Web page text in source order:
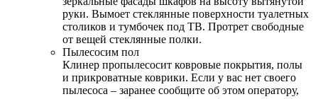
руки. Вымоет стеклянные поверхности туалетных
столиков и тумбочек под ТВ. Протрет свободные
от вещей стеклянные полки.
Пылесосим пол
Клинер пропылесосит ковровые покрытия, полы
и прикроватные коврики. Если у вас нет своего
пылесоса – заранее сообщите об этом оператору,